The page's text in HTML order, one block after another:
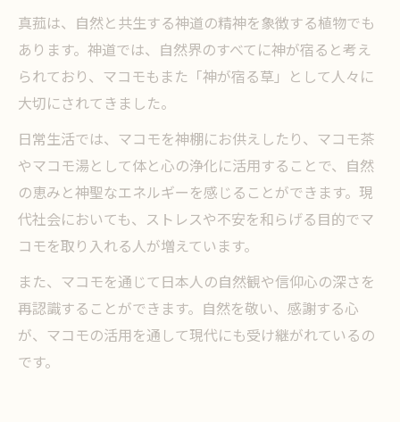
真菰は、自然と共生する神道の精神を象徴する植物でも
あります。神道では、自然界のすべてに神が宿ると考え
られており、マコモもまた「神が宿る草」として人々に
大切にされてきました。
日常生活では、マコモを神棚にお供えしたり、マコモ茶
やマコモ湯として体と心の浄化に活用することで、自然
の恵みと神聖なエネルギーを感じることができます。現
代社会においても、ストレスや不安を和らげる目的でマ
コモを取り入れる人が増えています。
また、マコモを通じて日本人の自然観や信仰心の深さを
再認識することができます。自然を敬い、感謝する心
が、マコモの活用を通して現代にも受け継がれているの
です。